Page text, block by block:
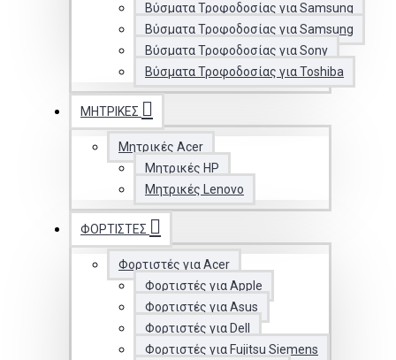
Βύσματα Τροφοδοσίας για Samsung
Βύσματα Τροφοδοσίας για Samsung
Βύσματα Τροφοδοσίας για Sony
Βύσματα Τροφοδοσίας για Toshiba
ΜΗΤΡΙΚΈΣ
Μητρικές Acer
Μητρικές HP
Μητρικές Lenovo
ΦΟΡΤΙΣΤΈΣ
Φορτιστές για Acer
Φορτιστές για Apple
Φορτιστές για Asus
Φορτιστές για Dell
Φορτιστές για Fujitsu Siemens